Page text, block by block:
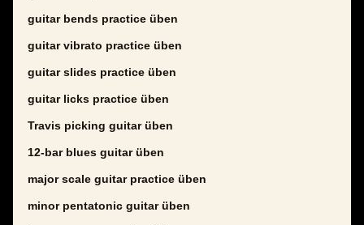
guitar bends practice üben
guitar vibrato practice üben
guitar slides practice üben
guitar licks practice üben
Travis picking guitar üben
12-bar blues guitar üben
major scale guitar practice üben
minor pentatonic guitar üben